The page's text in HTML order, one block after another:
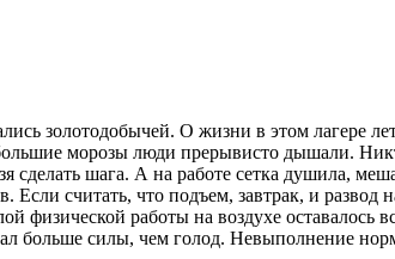
золотодобычей. О жизни в этом лагере
морозы люди прерывисто дышали.
шага. А на работе сетка душила,
считать, что подъем, завтрак, и
физической работы на воздухе оставалось
больше силы, чем голод. Невыполнение